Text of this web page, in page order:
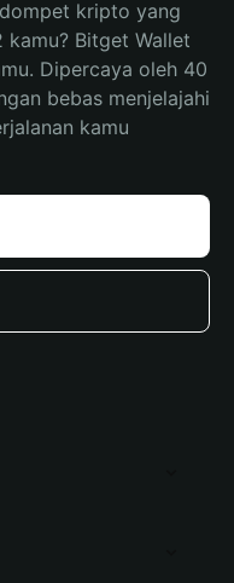
kripto yang
kamu? Bitget Wallet
Dipercaya oleh 40
bebas menjelajahi
kamu